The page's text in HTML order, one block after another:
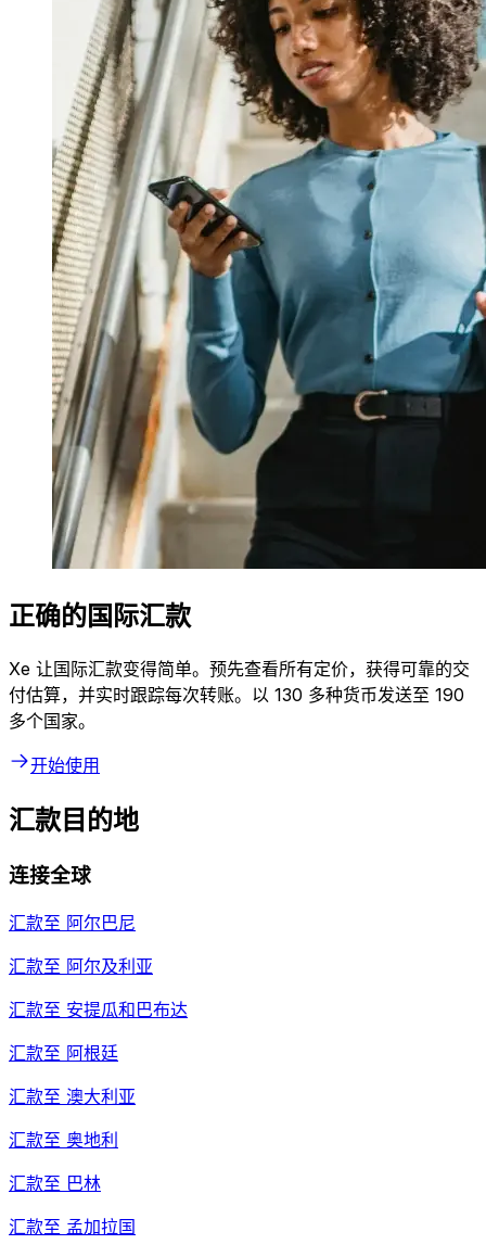
正确的国际汇款
Xe 让国际汇款变得简单。预先查看所有定价，获得可靠的交
付估算，并实时跟踪每次转账。以 130 多种货币发送至 190
多个国家。
开始使用
汇款目的地
连接全球
汇款至 阿尔巴尼
汇款至 阿尔及利亚
汇款至 安提瓜和巴布达
汇款至 阿根廷
汇款至 澳大利亚
汇款至 奥地利
汇款至 巴林
汇款至 孟加拉国